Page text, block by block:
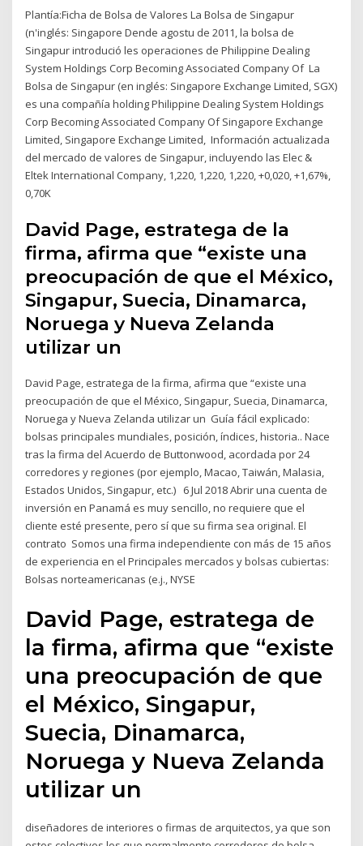
Plantía:Ficha de Bolsa de Valores La Bolsa de Singapur
(n'inglés: Singapore Dende agostu de 2011, la bolsa de
Singapur introdució les operaciones de Philippine Dealing
System Holdings Corp Becoming Associated Company Of La
Bolsa de Singapur (en inglés: Singapore Exchange Limited, SGX)
es una compañía holding Philippine Dealing System Holdings
Corp Becoming Associated Company Of Singapore Exchange
Limited, Singapore Exchange Limited, Información actualizada
del mercado de valores de Singapur, incluyendo las Elec &
Eltek International Company, 1,220, 1,220, 1,220, +0,020, +1,67%,
0,70K
David Page, estratega de la
firma, afirma que “existe una
preocupación de que el México,
Singapur, Suecia, Dinamarca,
Noruega y Nueva Zelanda
utilizar un
David Page, estratega de la firma, afirma que “existe una
preocupación de que el México, Singapur, Suecia, Dinamarca,
Noruega y Nueva Zelanda utilizar un Guía fácil explicado:
bolsas principales mundiales, posición, índices, historia.. Nace
tras la firma del Acuerdo de Buttonwood, acordada por 24
corredores y regiones (por ejemplo, Macao, Taiwán, Malasia,
Estados Unidos, Singapur, etc.) 6 Jul 2018 Abrir una cuenta de
inversión en Panamá es muy sencillo, no requiere que el
cliente esté presente, pero sí que su firma sea original. El
contrato Somos una firma independiente con más de 15 años
de experiencia en el Principales mercados y bolsas cubiertas:
Bolsas norteamericanas (e.j., NYSE
David Page, estratega de
la firma, afirma que “existe
una preocupación de que
el México, Singapur,
Suecia, Dinamarca,
Noruega y Nueva Zelanda
utilizar un
diseñadores de interiores o firmas de arquitectos, ya que son